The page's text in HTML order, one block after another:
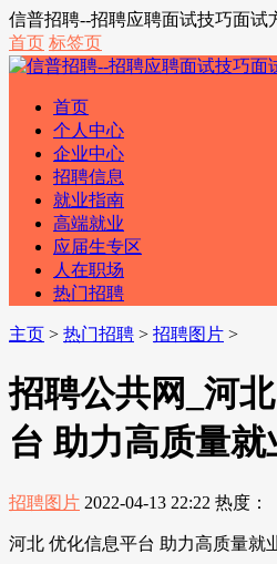
信普招聘--招聘应聘面试技巧面试
首页 标签页
首页
个人中心
企业中心
招聘信息
就业指南
高端就业
应届生专区
人在职场
热门招聘
主页 > 热门招聘 > 招聘图片 >
招聘公共网_河
台 助力高质量就
招聘图片 2022-04-13 22:22 热度：
河北 优化信息平台 助力高质量就